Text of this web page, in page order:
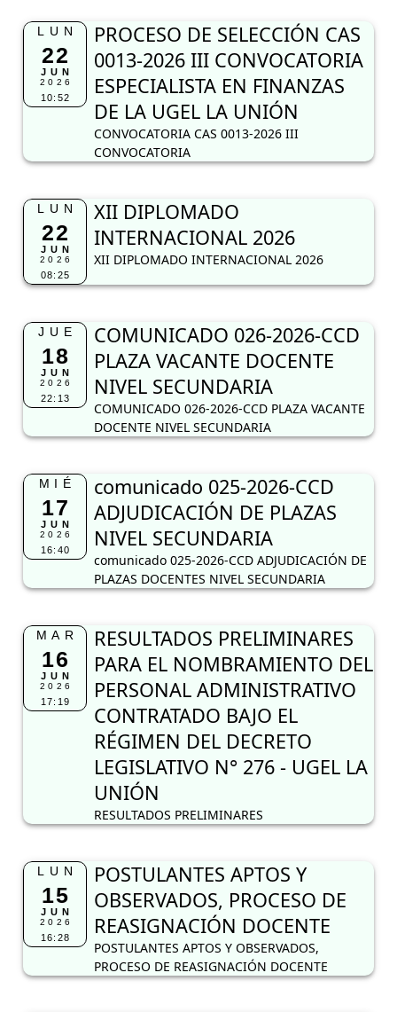
LUN
22
JUN
2026
10:52
PROCESO DE SELECCIÓN CAS
0013-2026 III CONVOCATORIA
ESPECIALISTA EN FINANZAS
DE LA UGEL LA UNIÓN
CONVOCATORIA CAS 0013-2026 III
CONVOCATORIA
LUN
22
JUN
2026
08:25
XII DIPLOMADO
INTERNACIONAL 2026
XII DIPLOMADO INTERNACIONAL 2026
JUE
18
JUN
2026
22:13
COMUNICADO 026-2026-CCD
PLAZA VACANTE DOCENTE
NIVEL SECUNDARIA
COMUNICADO 026-2026-CCD PLAZA VACANTE
DOCENTE NIVEL SECUNDARIA
MIÉ
17
JUN
2026
16:40
comunicado 025-2026-CCD
ADJUDICACIÓN DE PLAZAS
NIVEL SECUNDARIA
comunicado 025-2026-CCD ADJUDICACIÓN DE
PLAZAS DOCENTES NIVEL SECUNDARIA
MAR
16
JUN
2026
17:19
RESULTADOS PRELIMINARES
PARA EL NOMBRAMIENTO DEL
PERSONAL ADMINISTRATIVO
CONTRATADO BAJO EL
RÉGIMEN DEL DECRETO
LEGISLATIVO N° 276 - UGEL LA
UNIÓN
RESULTADOS PRELIMINARES
LUN
15
JUN
2026
16:28
POSTULANTES APTOS Y
OBSERVADOS, PROCESO DE
REASIGNACIÓN DOCENTE
POSTULANTES APTOS Y OBSERVADOS,
PROCESO DE REASIGNACIÓN DOCENTE